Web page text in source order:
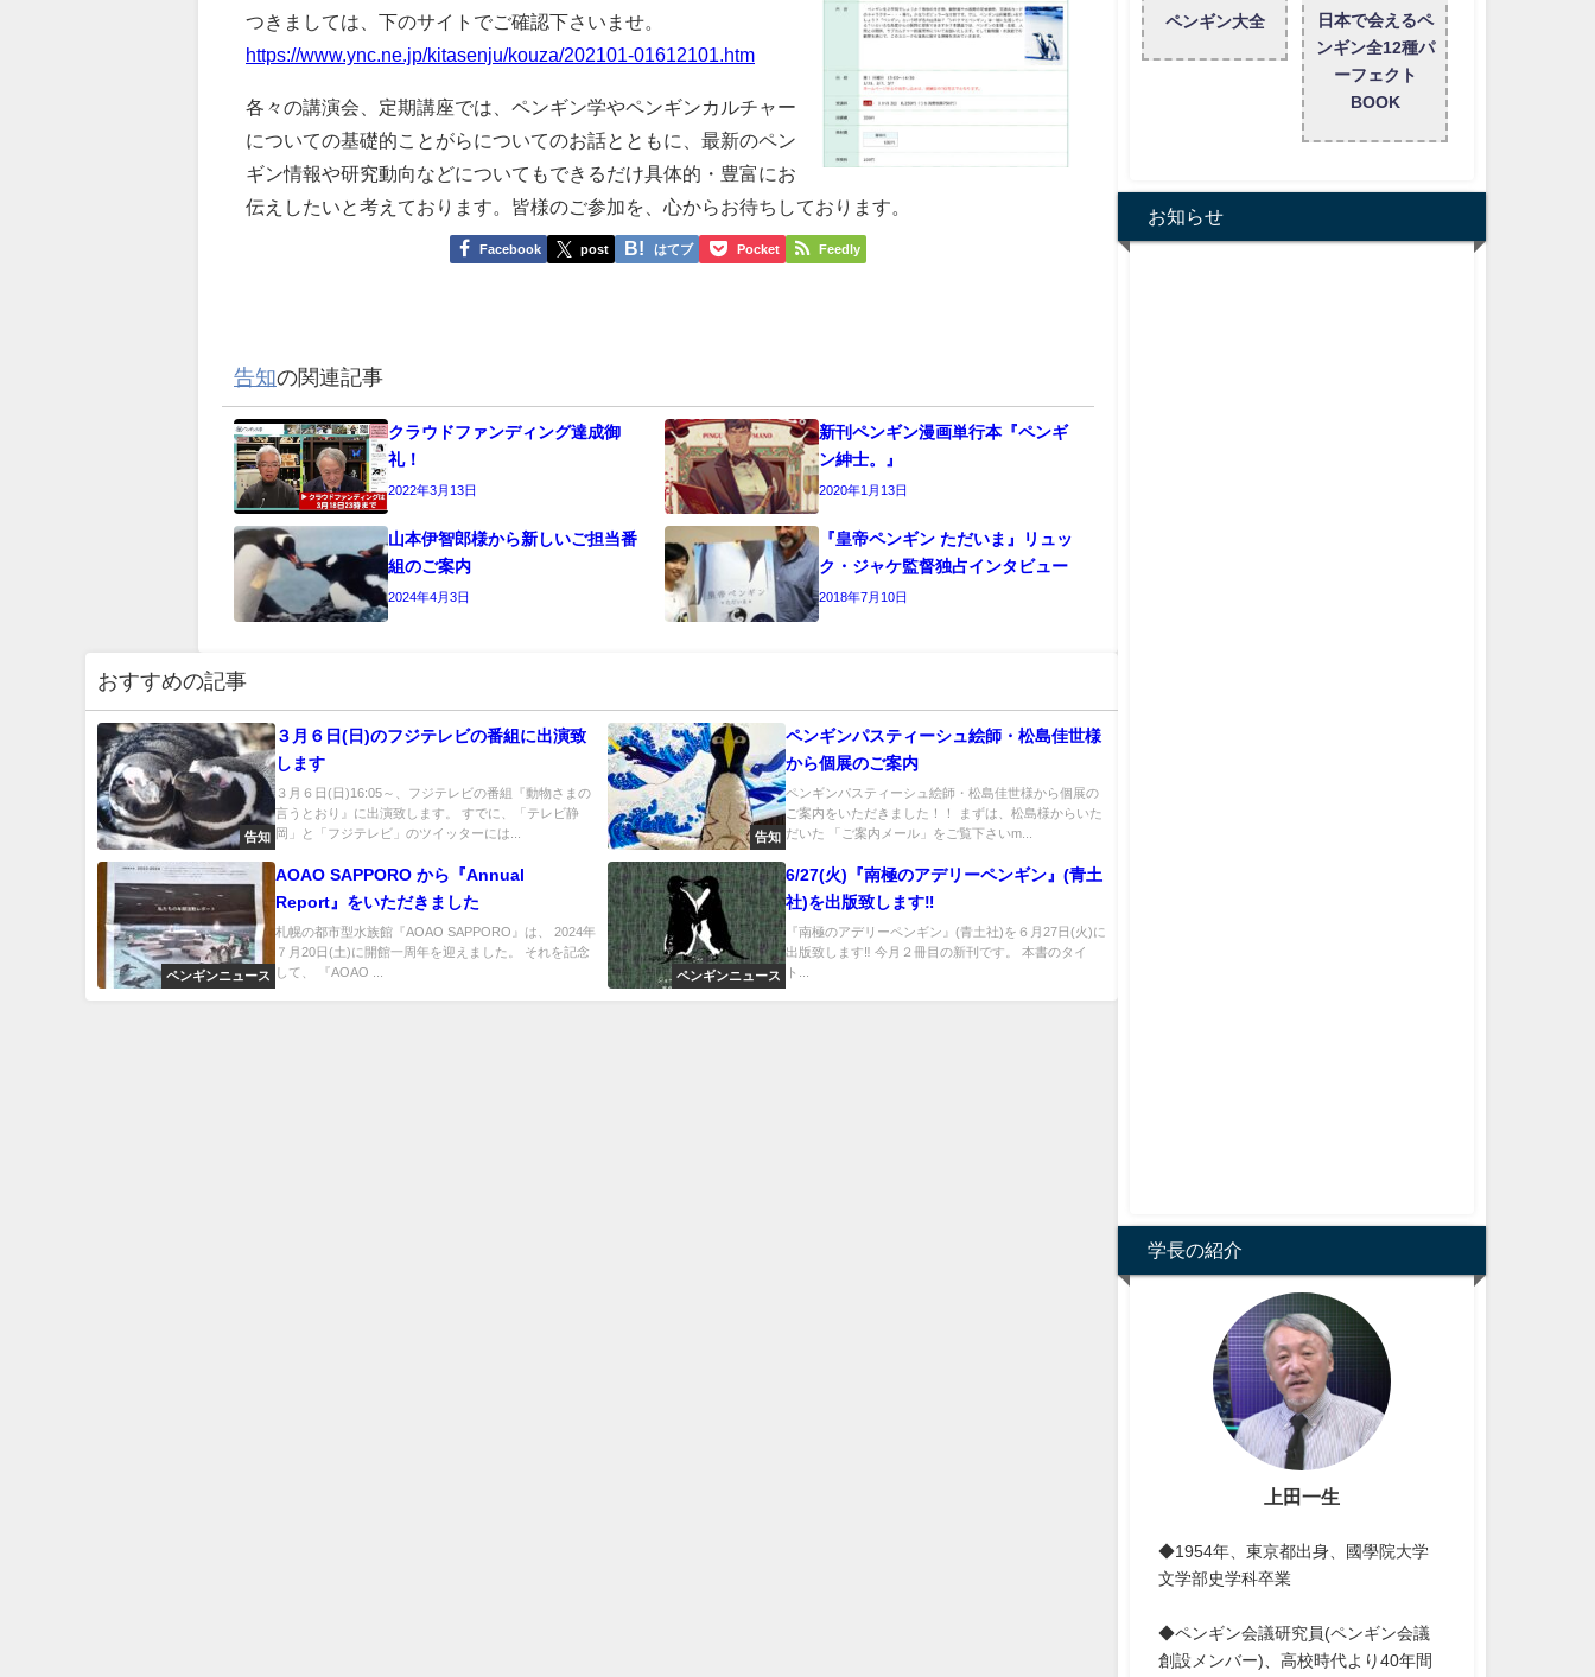
つきましては、下のサイトでご確認下さいませ。
https://www.ync.ne.jp/kitasenju/kouza/202101-01612101.htm
各々の講演会、定期講座では、ペンギン学やペンギンカルチャー
についての基礎的ことがらについてのお話とともに、最新のペン
ギン情報や研究動向などについてもできるだけ具体的・豊富にお
伝えしたいと考えております。皆様のご参加を、心からお待ちしております。
Facebook post はてブ Pocket Feedly
告知の関連記事
クラウドファンディング達成御
礼！
2022年3月13日
新刊ペンギン漫画単行本『ペンギ
ン紳士。』
2020年1月13日
山本伊智郎様から新しいご担当番
組のご案内
2024年4月3日
『皇帝ペンギン ただいま』リュッ
ク・ジャケ監督独占インタビュー
2018年7月10日
おすすめの記事
告知
３月６日(日)のフジテレビの番組に出演致
します
３月６日(日)16:05～、フジテレビの番組『動物さまの
言うとおり』に出演致します。 すでに、「テレビ静
岡」と「フジテレビ」のツイッターには...
告知
ペンギンパスティーシュ絵師・松島佳世様
から個展のご案内
ペンギンパスティーシュ絵師・松島佳世様から個展の
ご案内をいただきました！！ まずは、松島様からいた
だいた 「ご案内メール」をご覧下さいm...
ペンギンニュース
AOAO SAPPORO から『Annual
Report』をいただきました
札幌の都市型水族館『AOAO SAPPORO』は、 2024年
７月20日(土)に開館一周年を迎えました。 それを記念
して、 『AOAO ...
ペンギンニュース
6/27(火)『南極のアデリーペンギン』(青土
社)を出版致します‼️
『南極のアデリーペンギン』(青土社)を６月27日(火)に
出版致します‼️ 今月２冊目の新刊です。 本書のタイ
ト...
ペンギン大全
日本で会えるペ
ンギン全12種パ
ーフェクト
BOOK
お知らせ
学長の紹介
上田一生
◆1954年、東京都出身、國學院大学
文学部史学科卒業
◆ペンギン会議研究員(ペンギン会議
創設メンバー)、高校時代より40年間